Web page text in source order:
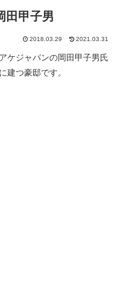
田甲子男
2018.03.29 2021.03.31
ケジャパンの岡田甲子男氏
建つ豪邸です。